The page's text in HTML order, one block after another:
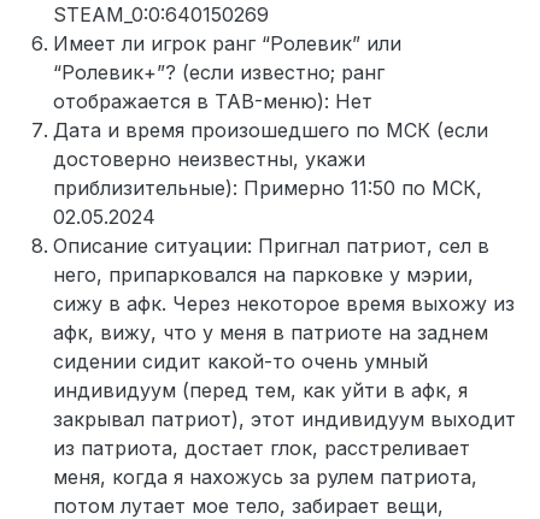
STEAM_0:0:640150269
Имеет ли игрок ранг “Ролевик” или
“Ролевик+”? (если известно; ранг
отображается в TAB-меню): Нет
Дата и время произошедшего по МСК (если
достоверно неизвестны, укажи
приблизительные): Примерно 11:50 по МСК,
02.05.2024
Описание ситуации: Пригнал патриот, сел в
него, припарковался на парковке у мэрии,
сижу в афк. Через некоторое время выхожу из
афк, вижу, что у меня в патриоте на заднем
сидении сидит какой-то очень умный
индивидуум (перед тем, как уйти в афк, я
закрывал патриот), этот индивидуум выходит
из патриота, достает глок, расстреливает
меня, когда я нахожусь за рулем патриота,
потом лутает мое тело, забирает вещи,